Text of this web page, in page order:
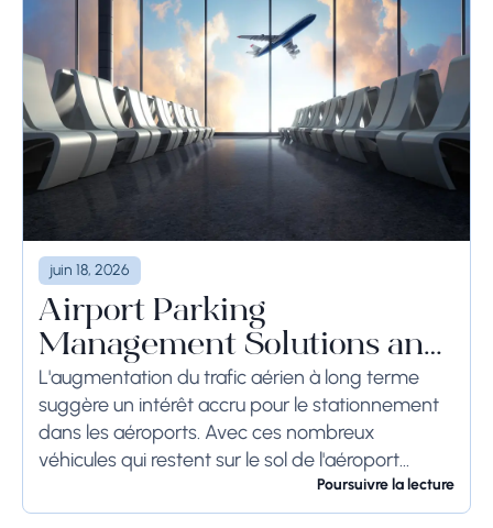
juin 18, 2026
Airport Parking
Management Solutions and
Systems
L'augmentation du trafic aérien à long terme
suggère un intérêt accru pour le stationnement
dans les aéroports. Avec ces nombreux
véhicules qui restent sur le sol de l'aéroport
pendant une longue période, voire des
semaines, les...
Poursuivre la lecture